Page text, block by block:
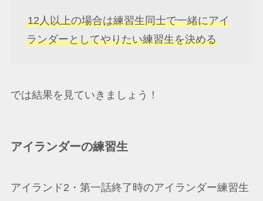
12人以上の場合は練習生同士で一緒にアイ
ランダーとしてやりたい練習生を決める
では結果を見ていきましょう！
アイランダーの練習生
アイランド2・第一話終了時のアイランダー練習生